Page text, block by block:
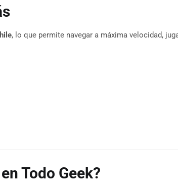
, lo que permite navegar a máxima velocidad,
Todo Geek?